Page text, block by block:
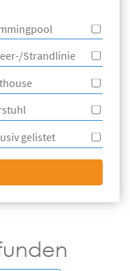
Strandlinie
gelistet